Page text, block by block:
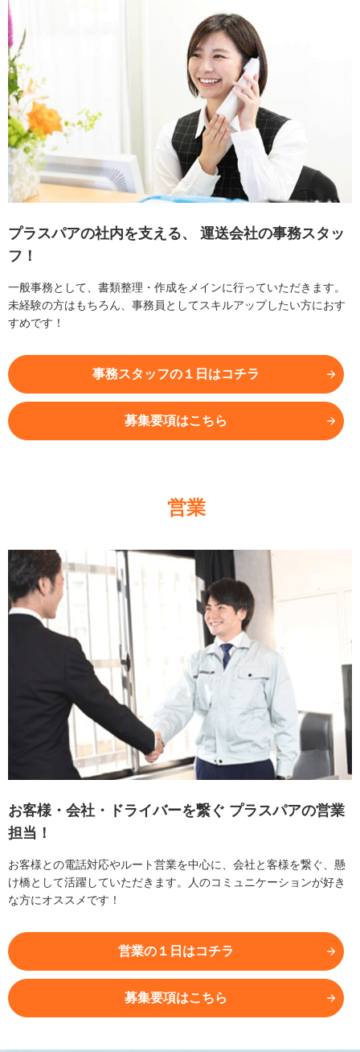
プラスパアの社内を支える、
運送会社の事務スタッ
フ！
一般事務として、書類整理・作成をメインに行っていただきます。
未経験の方はもちろん、事務員としてスキルアップしたい方におす
すめです！
事務スタッフの１日はコチラ
募集要項はこちら
営業
お客様・会社・ドライバーを繋ぐ プラスパアの営業
担当！
お客様との電話対応やルート営業を中心に、会社と客様を繋ぐ、懸
け橋として活躍していただきます。人のコミュニケーションが好き
な方にオススメです！
営業の１日はコチラ
募集要項はこちら